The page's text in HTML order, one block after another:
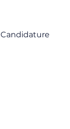
Candidature